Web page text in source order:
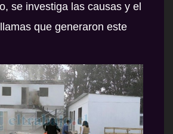
se investiga las causas y el
que generaron este